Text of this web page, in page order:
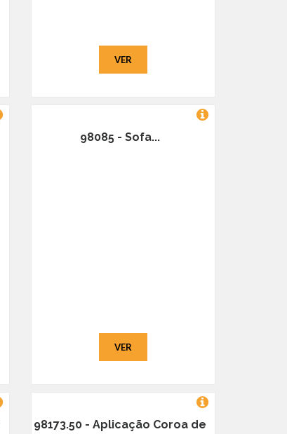
VER
98085 - Sofa...
VER
98173.50 - Aplicação Coroa de